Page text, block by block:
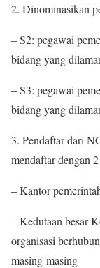
2. Dinominasikan
– S2: pegawai
bidang yang
– S3: pegawai
bidang yang
3. Pendaftar dari
mendaftar dengan
– Kantor
– Kedutaan besar
organisasi
masing-masing